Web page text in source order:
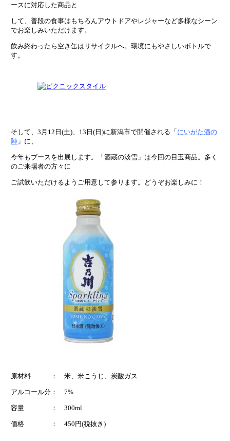
ースに対応した商品と
して、普段の食事はもちろんアウトドアやレジャーなど多様なシーン
でお楽しみいただけます。
飲み終わったら空き缶はリサイクルへ。環境にもやさしいボトルで
す。
そして、3月12日(土)、13日(日)に新潟市で開催される「 にいがた酒の
陣」に、
今年もブースを出展します。「酒蔵の淡雪」は今回の目玉商品。多く
のご来場者の方々に
ご試飲いただけるようご用意して参ります。どうぞお楽しみに！
原材料 ： 米、米こうじ、炭酸ガス
アルコール分： 7%
容量 ： 300ml
価格 ： 450円(税抜き)